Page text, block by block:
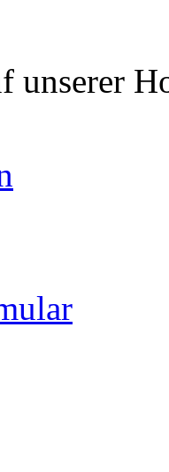
unserer